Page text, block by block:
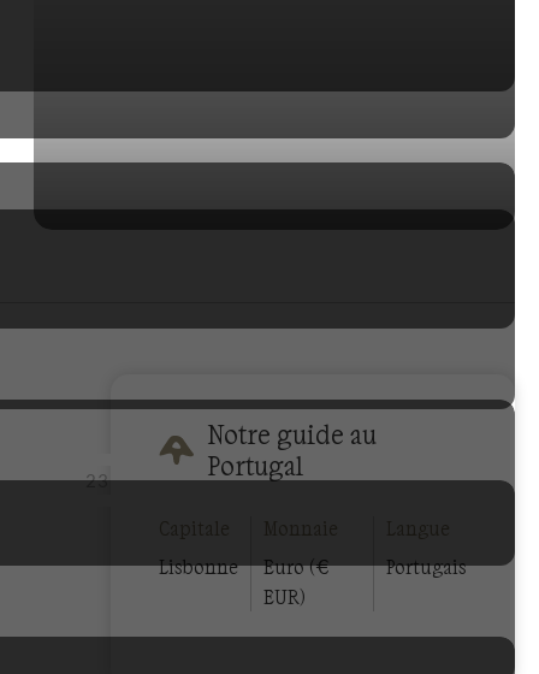
23
Notre guide au
Portugal
Capitale
Lisbonne
Monnaie
Euro (€
EUR)
Langue
Portugais